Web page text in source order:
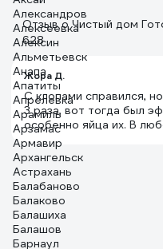
Отзыв о Чистый дом
628
Жора Д.
С клопами справился,
3 раза, вот тогда был
особенно яйца их. В
что это пока
подействовало, к тому
Александров
Алексеевка
Алексин
Альметьевск
Анапа
Апатиты
Апрелевка
Арамиль
Арзамас
Армавир
Архангельск
Астрахань
Балабаново
Балаково
Балашиха
Балашов
Барнаул